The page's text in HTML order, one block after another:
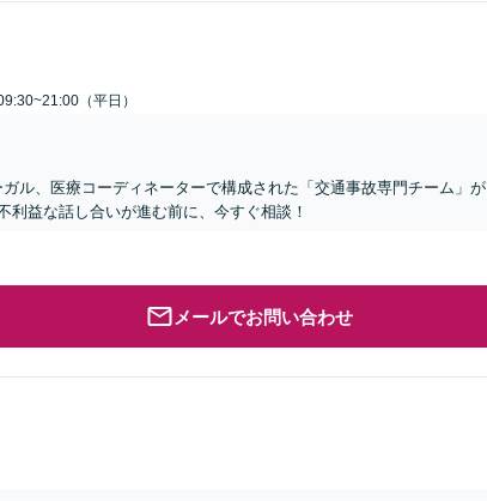
（平日）
ル、医療コーディネーターで構成された「交通事故専門チーム」が
益な話し合いが進む前に、今すぐ相談！
メールでお問い合わせ